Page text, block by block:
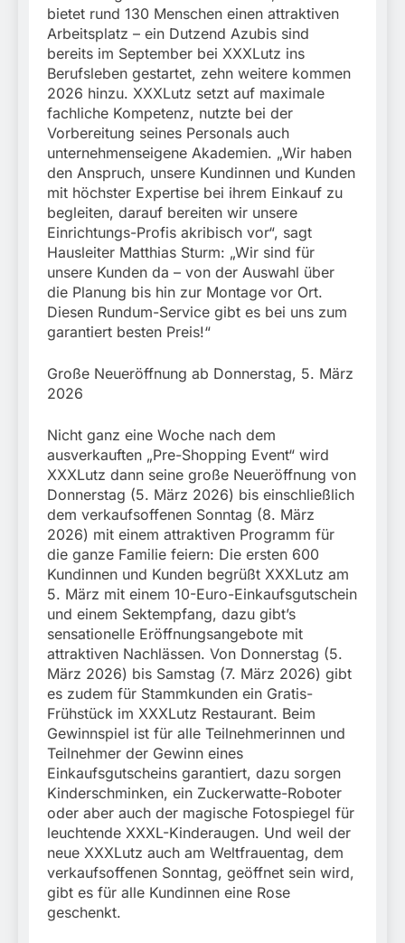
bietet rund 130 Menschen einen attraktiven
Arbeitsplatz – ein Dutzend Azubis sind
bereits im September bei XXXLutz ins
Berufsleben gestartet, zehn weitere kommen
2026 hinzu. XXXLutz setzt auf maximale
fachliche Kompetenz, nutzte bei der
Vorbereitung seines Personals auch
unternehmenseigene Akademien. „Wir haben
den Anspruch, unsere Kundinnen und Kunden
mit höchster Expertise bei ihrem Einkauf zu
begleiten, darauf bereiten wir unsere
Einrichtungs-Profis akribisch vor“, sagt
Hausleiter Matthias Sturm: „Wir sind für
unsere Kunden da – von der Auswahl über
die Planung bis hin zur Montage vor Ort.
Diesen Rundum-Service gibt es bei uns zum
garantiert besten Preis!“
Große Neueröffnung ab Donnerstag, 5. März
2026
Nicht ganz eine Woche nach dem
ausverkauften „Pre-Shopping Event“ wird
XXXLutz dann seine große Neueröffnung von
Donnerstag (5. März 2026) bis einschließlich
dem verkaufsoffenen Sonntag (8. März
2026) mit einem attraktiven Programm für
die ganze Familie feiern: Die ersten 600
Kundinnen und Kunden begrüßt XXXLutz am
5. März mit einem 10-Euro-Einkaufsgutschein
und einem Sektempfang, dazu gibt’s
sensationelle Eröffnungsangebote mit
attraktiven Nachlässen. Von Donnerstag (5.
März 2026) bis Samstag (7. März 2026) gibt
es zudem für Stammkunden ein Gratis-
Frühstück im XXXLutz Restaurant. Beim
Gewinnspiel ist für alle Teilnehmerinnen und
Teilnehmer der Gewinn eines
Einkaufsgutscheins garantiert, dazu sorgen
Kinderschminken, ein Zuckerwatte-Roboter
oder aber auch der magische Fotospiegel für
leuchtende XXXL-Kinderaugen. Und weil der
neue XXXLutz auch am Weltfrauentag, dem
verkaufsoffenen Sonntag, geöffnet sein wird,
gibt es für alle Kundinnen eine Rose
geschenkt.